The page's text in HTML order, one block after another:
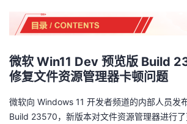
者
学
支
持
微软 Win11 Dev 预览版 Build
修复文件资源管理器卡顿问题
微软向 Windows 11 开发者频道的内部人员发
Build 23570，新版本对文件资源管理器进行